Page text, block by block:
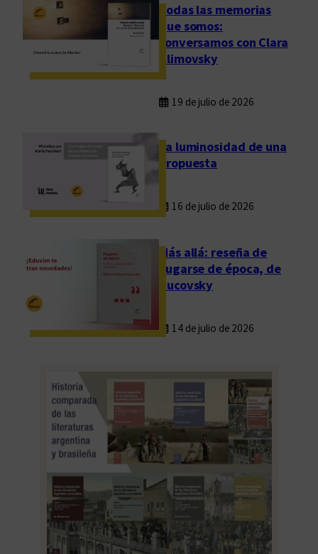
Todas las memorias
que somos:
conversamos con Clara
Klimovsky
19 de julio de 2026
La luminosidad de una
propuesta
16 de julio de 2026
Más allá: reseña de
Fugarse de época, de
Rucovsky
14 de julio de 2026